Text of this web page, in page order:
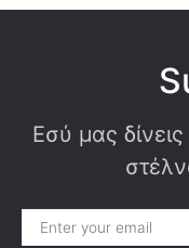
Εσύ μας